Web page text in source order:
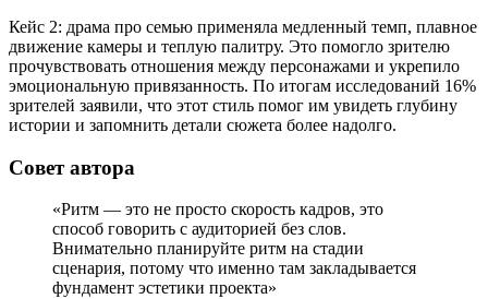
Кейс 2: драма про семью применяла медленный темп, плавное
движение камеры и теплую палитру. Это помогло зрителю
прочувствовать отношения между персонажами и укрепило
эмоциональную привязанность. По итогам исследований 16%
зрителей заявили, что этот стиль помог им увидеть глубину
истории и запомнить детали сюжета более надолго.
Совет автора
«Ритм — это не просто скорость кадров, это
способ говорить с аудиторией без слов.
Внимательно планируйте ритм на стадии
сценария, потому что именно там закладывается
фундамент эстетики проекта»